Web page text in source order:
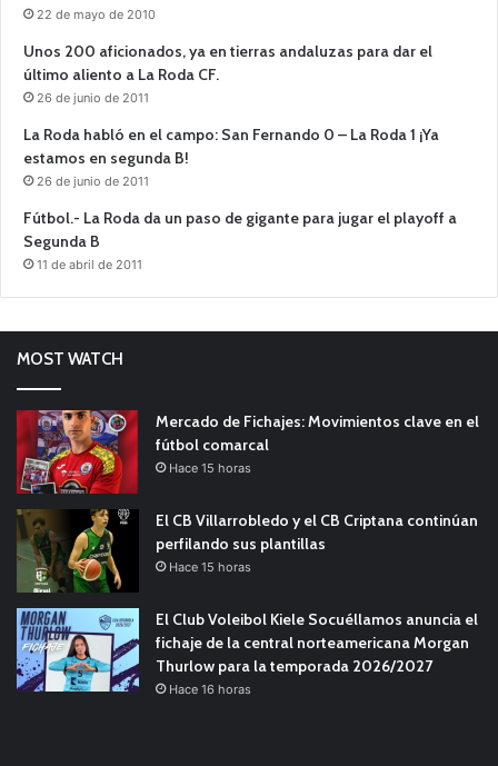
22 de mayo de 2010
Unos 200 aficionados, ya en tierras andaluzas para dar el
último aliento a La Roda CF.
26 de junio de 2011
La Roda habló en el campo: San Fernando 0 – La Roda 1 ¡Ya
estamos en segunda B!
26 de junio de 2011
Fútbol.- La Roda da un paso de gigante para jugar el playoff a
Segunda B
11 de abril de 2011
MOST WATCH
Mercado de Fichajes: Movimientos clave en el
fútbol comarcal
Hace 15 horas
El CB Villarrobledo y el CB Criptana continúan
perfilando sus plantillas
Hace 15 horas
El Club Voleibol Kiele Socuéllamos anuncia el
fichaje de la central norteamericana Morgan
Thurlow para la temporada 2026/2027
Hace 16 horas